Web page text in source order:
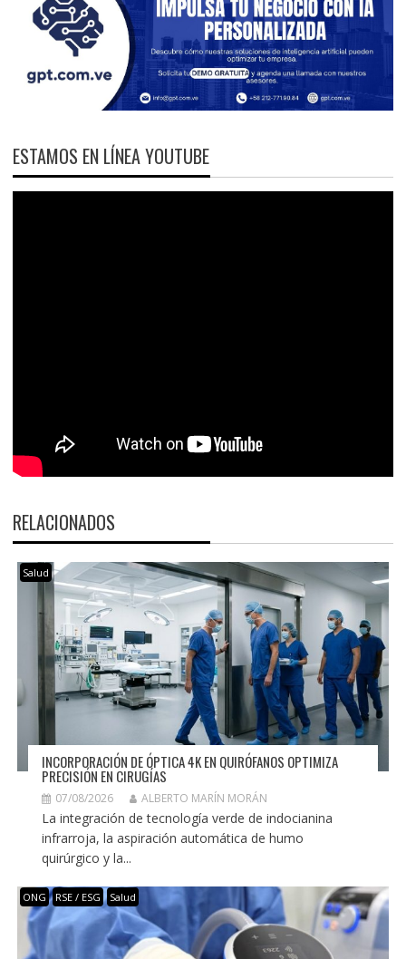
ESTAMOS EN LÍNEA YOUTUBE
RELACIONADOS
Salud
INCORPORACIÓN DE ÓPTICA 4K EN QUIRÓFANOS OPTIMIZA
PRECISIÓN EN CIRUGÍAS
07/08/2026 ALBERTO MARÍN MORÁN
La integración de tecnología verde de indocianina
infrarroja, la aspiración automática de humo
quirúrgico y la...
ONG RSE / ESG Salud